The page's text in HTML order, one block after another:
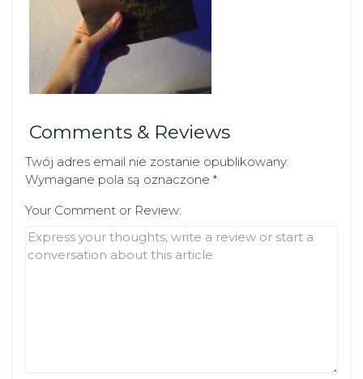
Comments & Reviews
Twój adres email nie zostanie opublikowany.
Wymagane pola są oznaczone *
Your Comment or Review: